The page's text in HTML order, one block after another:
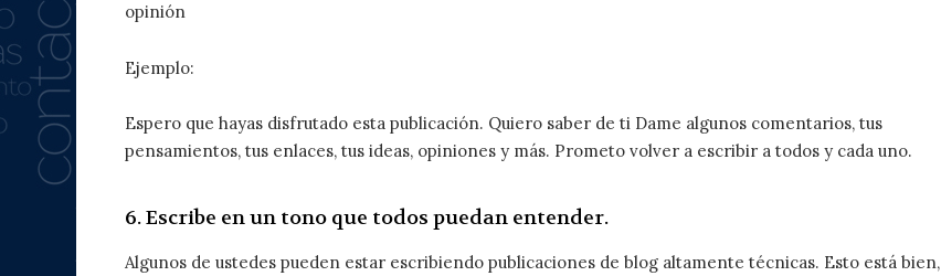
opinión
Ejemplo:
Espero que hayas disfrutado esta publicación. Quiero saber de ti Dame algunos comentarios, tus
pensamientos, tus enlaces, tus ideas, opiniones y más. Prometo volver a escribir a todos y cada uno.
6. Escribe en un tono que todos puedan entender.
Algunos de ustedes pueden estar escribiendo publicaciones de blog altamente técnicas. Esto está bien,